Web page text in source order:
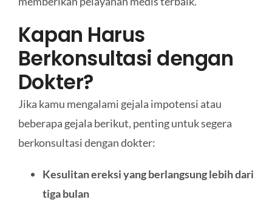
Kapan Harus
Berkonsultasi dengan
Dokter?
Jika kamu mengalami gejala impotensi atau
beberapa gejala berikut, penting untuk segera
berkonsultasi dengan dokter:
Kesulitan ereksi yang berlangsung lebih dari
tiga bulan